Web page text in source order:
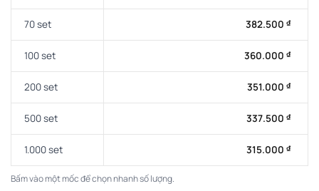
70 set 382.500 ₫
100 set 360.000 ₫
200 set 351.000 ₫
500 set 337.500 ₫
1.000 set 315.000 ₫
Bấm vào một mốc để chọn nhanh số lượng.